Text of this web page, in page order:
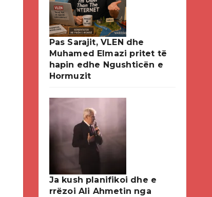
Pas Sarajit, VLEN dhe
Muhamed Elmazi pritet të
hapin edhe Ngushticën e
Hormuzit
Ja kush planifikoi dhe e
rrëzoi Ali Ahmetin nga